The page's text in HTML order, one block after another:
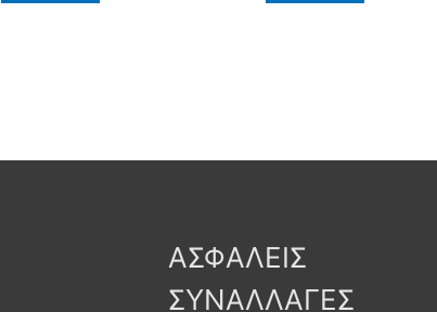
ΑΣΦΑΛΕΙΣ
ΣΥΝΑΛΛΑΓΕΣ